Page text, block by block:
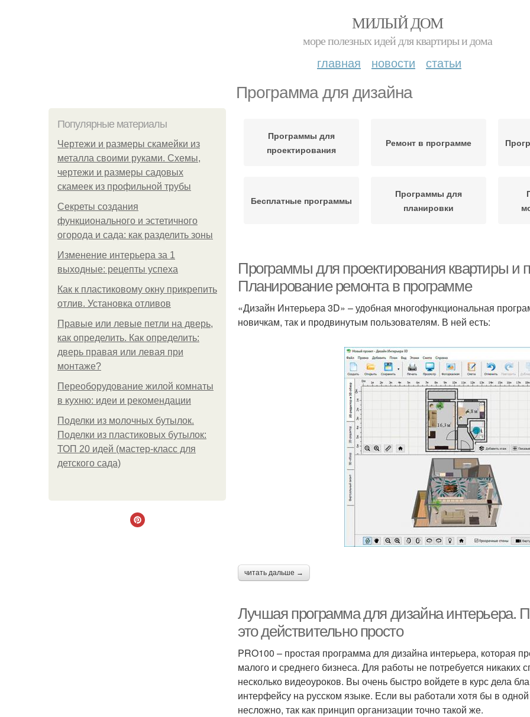
МИЛЫЙ ДОМ
море полезных идей для квартиры и дома
главная новости статьи
Программа для дизайна
Популярные материалы
Чертежи и размеры скамейки из
металла своими руками. Схемы,
чертежи и размеры садовых
скамеек из профильной трубы
Секреты создания
функционального и эстетичного
огорода и сада: как разделить зоны
Изменение интерьера за 1
выходные: рецепты успеха
Как к пластиковому окну прикрепить
отлив. Установка отливов
Правые или левые петли на дверь,
как определить. Как определить:
дверь правая или левая при
монтаже?
Переоборудование жилой комнаты
в кухню: идеи и рекомендации
Поделки из молочных бутылок.
Поделки из пластиковых бутылок:
ТОП 20 идей (мастер-класс для
детского сада)
Программы для
проектирования
Ремонт в программе
Бесплатные программы
Программы для
планировки
Программы для проектирования квартиры и
Планирование ремонта в программе
«Дизайн Интерьера 3D» – удобная многофункциональная
новичкам, так и продвинутым пользователям. В ней есть:
читать дальше →
Лучшая программа для дизайна интерьера.
это действительно просто
PRO100 – простая программа для дизайна интерьера, которая
малого и среднего бизнеса. Для работы не потребуется никаких
несколько видеоуроков. Вы очень быстро войдете в курс дела
интерфейсу на русском языке. Если вы работали хотя бы в
несложно, так как принцип организации точно такой же.